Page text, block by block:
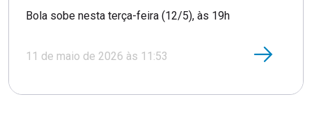
Bola sobe nesta terça-feira (12/5), às 19h
11 de maio de 2026 às 11:53